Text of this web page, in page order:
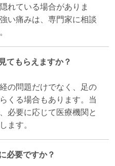
れている場合がありま
い痛みは、専門家に相談
てもらえますか？
の問題だけでなく、足の
くる場合もあります。当
必要に応じて医療機関と
ます。
必要ですか？